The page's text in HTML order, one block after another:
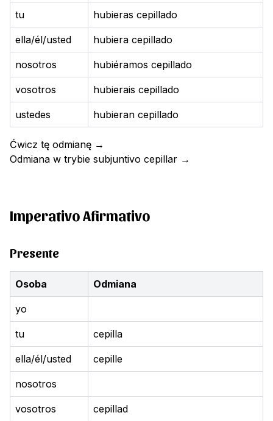
tu hubieras cepillado
ella/él/usted hubiera cepillado
nosotros hubiéramos cepillado
vosotros hubierais cepillado
ustedes hubieran cepillado
Ćwicz tę odmianę →
Odmiana w trybie subjuntivo cepillar →
Imperativo Afirmativo
Presente
Osoba Odmiana
yo
tu cepilla
ella/él/usted cepille
nosotros
vosotros cepillad